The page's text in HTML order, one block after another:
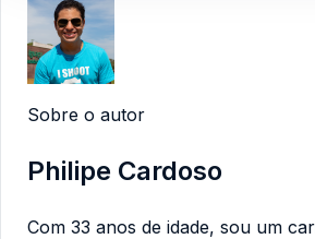
Sobre o autor
Philipe Cardoso
Com 33 anos de idade, sou um